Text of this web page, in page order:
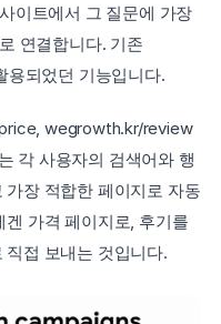
이트에서 그 질문에 가장
연결합니다. 기존
용되었던 기능입니다.
wegrowth.kr/review
각 사용자의 검색어와 행
장 적합한 페이지로 자동
가격 페이지로, 후기를
접 보내는 것입니다.